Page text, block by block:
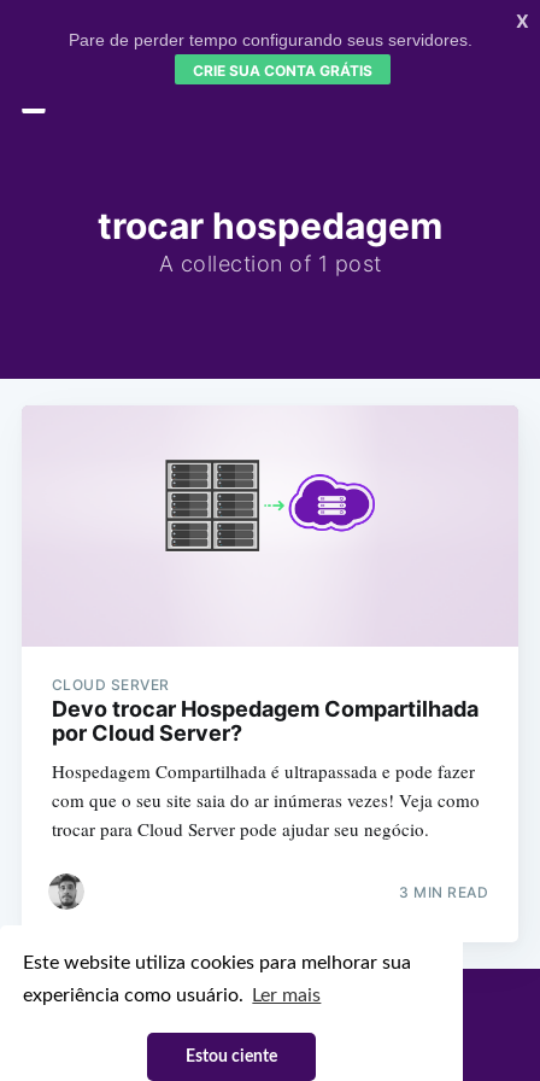
Este website utiliza cookies para melhorar sua
experiência como usuário.
Ler mais
Estou ciente
Pare de perder tempo configurando seus servidores.
CRIE SUA CONTA GRÁTIS
X
trocar hospedagem
A collection of 1 post
CLOUD SERVER
Devo trocar Hospedagem Compartilhada
por Cloud Server?
Hospedagem Compartilhada é ultrapassada e pode fazer
com que o seu site saia do ar inúmeras vezes! Veja como
trocar para Cloud Server pode ajudar seu negócio.
3 MIN READ
Configr Blog© 2026
Latest Posts
Facebook